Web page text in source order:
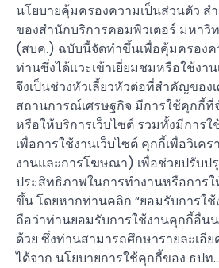
นโยบายคุ้มครองความเป็นส่วนตัว ส
ของสำนักบริการคอมพิวเตอร์ มหาวิ
(สบค.) ฉบับนี้จัดทำขึ้นเพื่อคุ้มครองค
ท่านซึ่งได้แวะเข้าเยี่ยมชมหรือใช้งา
จึงเป็นช่วงหัวเลี้ยวหัวต่อที่สำคัญของ
สถานการณ์เศรษฐกิจ มีการใช้คุกกี้ที่
หรือให้บริการเว็บไซต์ รวมทั้งมีการ
เพื่อการใช้งานเว็บไซต์ คุกกี้เพื่อวิเค
งานและการโฆษณา) เพื่อช่วยปรับป
ประสิทธิภาพในการทำงานหรือการใ
ขึ้น โดยหากท่านคลิก “ยอมรับการใ
ถือว่าท่านยอมรับการใช้งานคุกกี้อื่น
ด้วย ซึ่งท่านสามารถศึกษารายละเอีย
ได้จาก นโยบายการใช้คุกกี้ของ ธปท